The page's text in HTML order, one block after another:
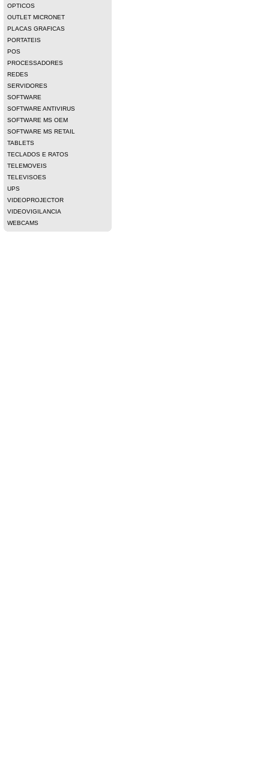
OPTICOS
OUTLET MICRONET
PLACAS GRAFICAS
PORTATEIS
POS
PROCESSADORES
REDES
SERVIDORES
SOFTWARE
SOFTWARE ANTIVIRUS
SOFTWARE MS OEM
SOFTWARE MS RETAIL
TABLETS
TECLADOS E RATOS
TELEMOVEIS
TELEVISOES
UPS
VIDEOPROJECTOR
VIDEOVIGILANCIA
WEBCAMS